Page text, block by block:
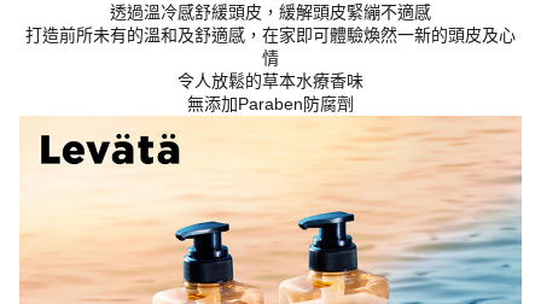
透過溫冷感舒緩頭皮，緩解頭皮緊繃不適感
打造前所未有的溫和及舒適感，在家即可體驗煥然一新的頭皮及心
情
令人放鬆的草本水療香味
無添加Paraben防腐劑